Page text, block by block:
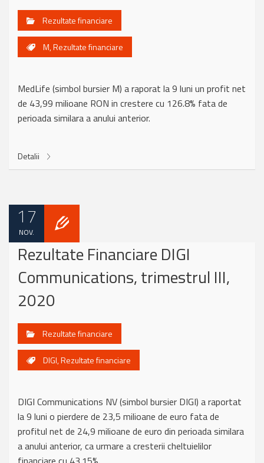
Rezultate financiare
M,Rezultate financiare
MedLife (simbol bursier M) a raporat la 9 luni un profit net
de 43,99 milioane RON in crestere cu 126.8% fata de
perioada similara a anului anterior.
Detalii
17
NOV.
Rezultate Financiare DIGI
Communications, trimestrul III,
2020
Rezultate financiare
DIGI,Rezultate financiare
DIGI Communications NV (simbol bursier DIGI) a raportat
la 9 luni o pierdere de 23,5 milioane de euro fata de
profitul net de 24,9 milioane de euro din perioada similara
a anului anterior, ca urmare a cresterii cheltuielilor